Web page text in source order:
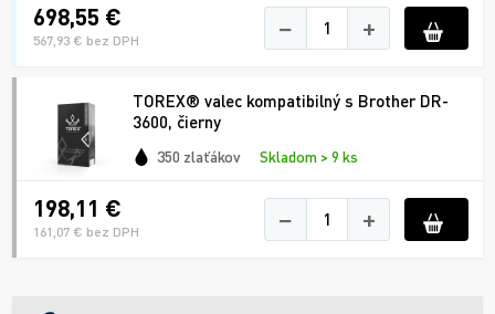
698,55 €
567,93 € bez DPH − +
TOREX® valec kompatibilný s Brother DR-
3600, čierny
350 zlaťákov Skladom > 9 ks
198,11 €
161,07 € bez DPH − +